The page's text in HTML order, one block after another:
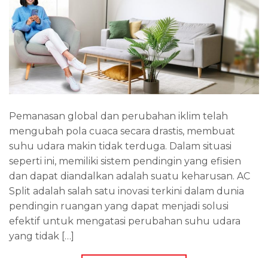
Pemanasan global dan perubahan iklim telah
mengubah pola cuaca secara drastis, membuat
suhu udara makin tidak terduga. Dalam situasi
seperti ini, memiliki sistem pendingin yang efisien
dan dapat diandalkan adalah suatu keharusan. AC
Split adalah salah satu inovasi terkini dalam dunia
pendingin ruangan yang dapat menjadi solusi
efektif untuk mengatasi perubahan suhu udara
yang tidak […]